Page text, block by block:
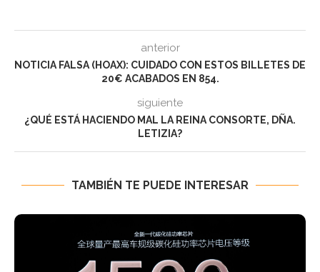
anterior
NOTICIA FALSA (HOAX): CUIDADO CON ESTOS BILLETES DE
20€ ACABADOS EN 854.
siguiente
¿QUÉ ESTÁ HACIENDO MAL LA REINA CONSORTE, DÑA.
LETIZIA?
TAMBIÉN TE PUEDE INTERESAR